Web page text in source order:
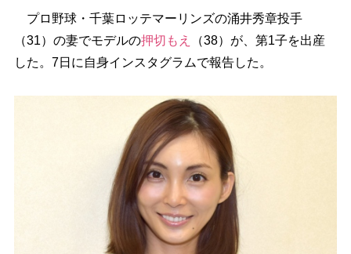
プロ野球・千葉ロッテマーリンズの涌井秀章投手
（31）の妻でモデルの押切もえ
（38）が、第1子を出産
した。7日に自身インスタグラムで報告した。